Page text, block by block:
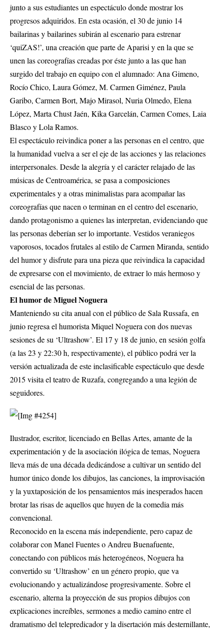
junto a sus estudiantes un espectáculo donde mostrar los
progresos adquiridos. En esta ocasión, el 30 de junio 14
bailarinas y bailarines subirán al escenario para estrenar
‘quiZAS!’, una creación que parte de Aparisi y en la que se
unen las coreografías creadas por éste junto a las que han
surgido del trabajo en equipo con el alumnado: Ana Gimeno,
Rocío Chico, Laura Gómez, M. Carmen Giménez, Paula
Garibo, Carmen Bort, Majo Mirasol, Nuria Olmedo, Elena
López, Marta Chust Jaén, Kika Garcelán, Carmen Comes, Laia
Blasco y Lola Ramos.
El espectáculo reivindica poner a las personas en el centro, que
la humanidad vuelva a ser el eje de las acciones y las relaciones
interpersonales. Desde la alegría y el carácter relajado de las
músicas de Centroamérica, se pasa a composiciones
experimentales y a otras minimalistas para acompañar las
coreografías que nacen o terminan en el centro del escenario,
dando protagonismo a quienes las interpretan, evidenciando que
las personas deberían ser lo importante. Vestidos veraniegos
vaporosos, tocados frutales al estilo de Carmen Miranda, sentido
del humor y disfrute para una pieza que reivindica la capacidad
de expresarse con el movimiento, de extraer lo más hermoso y
esencial de las personas.
El humor de Miguel Noguera
Manteniendo su cita anual con el público de Sala Russafa, en
junio regresa el humorista Miquel Noguera con dos nuevas
sesiones de su ‘Ultrashow’. El 17 y 18 de junio, en sesión golfa
(a las 23 y 22:30 h, respectivamente), el público podrá ver la
versión actualizada de este inclasificable espectáculo que desde
2015 visita el teatro de Ruzafa, congregando a una legión de
seguidores.
Ilustrador, escritor, licenciado en Bellas Artes, amante de la
experimentación y de la asociación ilógica de temas, Noguera
lleva más de una década dedicándose a cultivar un sentido del
humor único donde los dibujos, las canciones, la improvisación
y la yuxtaposición de los pensamientos más inesperados hacen
brotar las risas de aquellos que huyen de la comedia más
convencional.
Reconocido en la escena más independiente, pero capaz de
colaborar con Manel Fuentes o Andreu Buenafuente,
conectando con públicos más heterogéneos, Noguera ha
convertido su ‘Ultrashow’ en un género propio, que va
evolucionando y actualizándose progresivamente. Sobre el
escenario, alterna la proyección de sus propios dibujos con
explicaciones increíbles, sermones a medio camino entre el
dramatismo del telepredicador y la disertación más desternillante,